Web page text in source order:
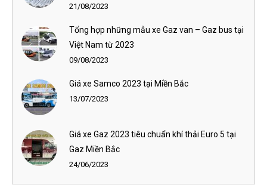
21/08/2023
Tổng hợp những mẫu xe Gaz van – Gaz bus tại
Việt Nam từ 2023
09/08/2023
Giá xe Samco 2023 tại Miền Bắc
13/07/2023
Giá xe Gaz 2023 tiêu chuẩn khí thải Euro 5 tại
Gaz Miền Bắc
24/06/2023